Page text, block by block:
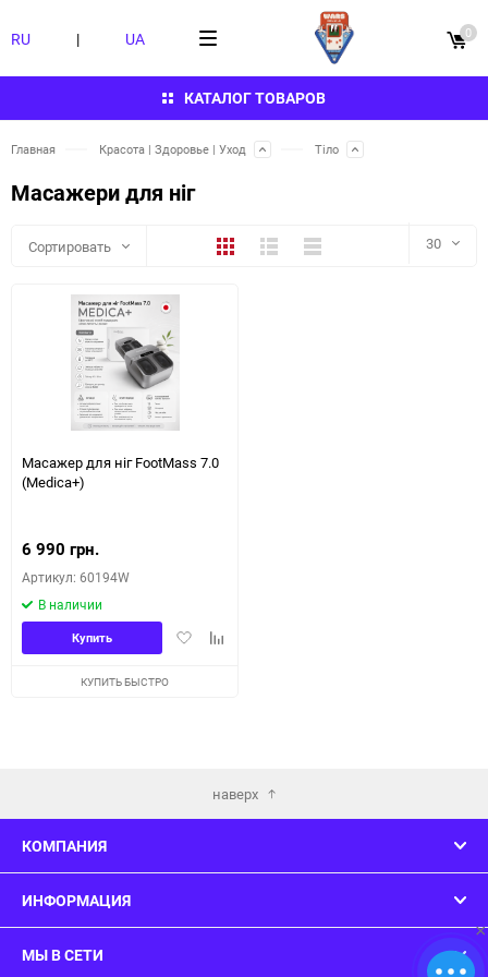
КАТАЛОГ ТОВАРОВ
RU | UA 0
Главная Красота | Здоровье | Уход Тіло
Масажери для ніг
Сортировать ПлиткаПодробноКомпактно 30
Масажер для ніг FootMass 7.0
(Medica+)
6 990 грн.
Артикул: 60194W
В наличии
ДобавитьДобавить
Купить
КУПИТЬ БЫСТРО
наверх
КОМПАНИЯ
ИНФОРМАЦИЯ
МЫ В СЕТИ
×